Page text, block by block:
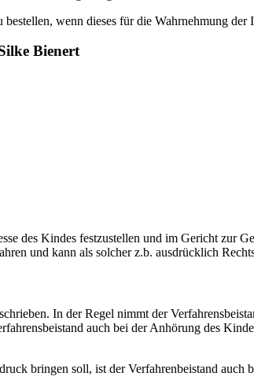
wenn dieses für die Wahrnehmung der
Bienert
des Kindes festzustellen und im Gericht zur
und kann als solcher z.b. ausdrücklich
In der Regel nimmt der
auch bei der Anhörung des
bringen soll, ist der Verfahrenbeistand auch